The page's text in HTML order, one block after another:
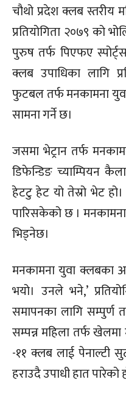
चौथो प्रदेश क्लब स्तरीय
प्रतियोगिता २०७९ को
पुरुष तर्फ पिएफए
क्लब उपाधिका लागि
फुटबल तर्फ मनकामना
सामना गर्ने छ।
जसमा भेट्रान तर्फ
डिफेन्डिङ च्याम्पियन
हेटटु हेट यो तेस्रो भेट
पारिसकेको छ । मनकामना
भिड्नेछ।
मनकामना युवा क्लबका
भयो। उनले भने,’
समापनका लागि सम्पुर्ण
सम्पन्न महिला तर्फ
-११ क्लब लाई पेनाल्टी
हराउदै उपाधी हात पारेको